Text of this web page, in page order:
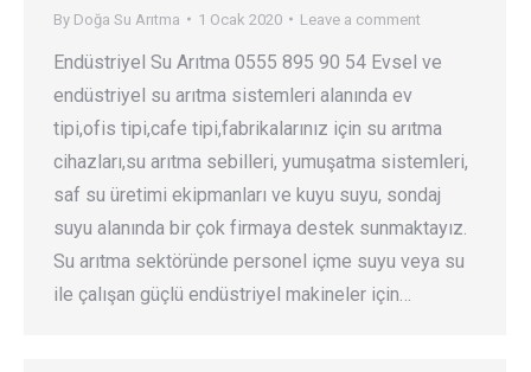
By Doğa Su Arıtma 1 Ocak 2020 Leave a comment
Endüstriyel Su Arıtma 0555 895 90 54 Evsel ve
endüstriyel su arıtma sistemleri alanında ev
tipi,ofis tipi,cafe tipi,fabrikalarınız için su arıtma
cihazları,su arıtma sebilleri, yumuşatma sistemleri,
saf su üretimi ekipmanları ve kuyu suyu, sondaj
suyu alanında bir çok firmaya destek sunmaktayız.
Su arıtma sektöründe personel içme suyu veya su
ile çalışan güçlü endüstriyel makineler için…